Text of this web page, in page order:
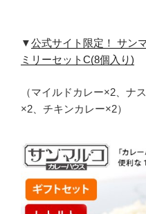
▼公式サイト限定！ サン
ミリーセットC(8個入り)
（マイルドカレー×2、ナ
×2、チキンカレー×2）